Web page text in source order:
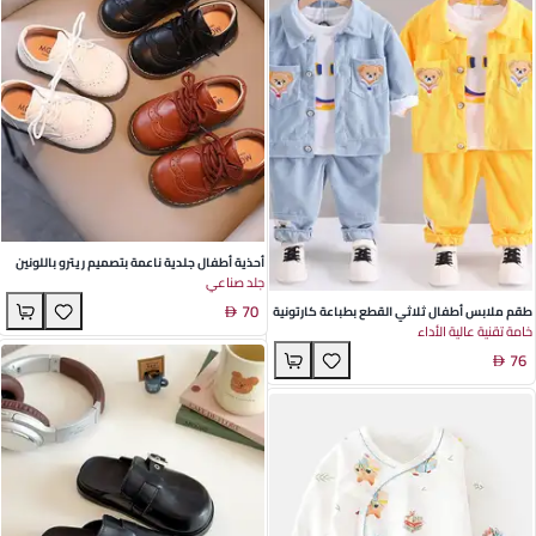
طقم ملابس أطفال ثلاثي القطع بطباعة كارتونية
جذابة بلون الكوردروي الأحمر والأزرق لمواعيد
اللعب في الربيع والخريف
خامة تقنية عالية الأداء
76
أحذية أطفال جلدية ناعمة بتصميم ريترو باللونين
الأبيض والبني - تصميم منخفض ومتين للصبيان
والبنات - مثالية لمغامرات الربيع والخريف
جلد صناعي
70